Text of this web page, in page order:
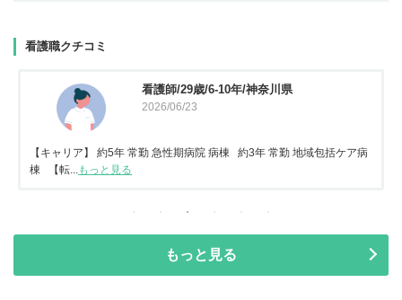
看護職クチコミ
看護師/29歳/6-10年/神奈川県
2026/06/23
【キャリア】 約5年 常勤 急性期病院 病棟 約3年 常勤 地域包括ケア病
棟 【転...もっと見る
もっと見る